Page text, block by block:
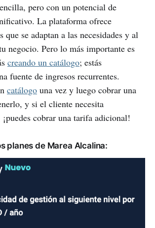
pero con un potencial de
La plataforma ofrece
que se adaptan a las necesidades y al
negocio. Pero lo más importante es
creando un catálogo; estás
fuente de ingresos recurrentes.
catálogo una vez y luego cobrar una
y si el cliente necesita
cobrar una tarifa adicional!
planes de Marea Alcalina: